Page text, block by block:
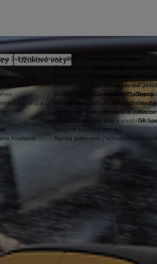
Užitkové vozyVybrat vhodné financování
Toyota Easy
Leasing KINTO One
Zákaznická zóna
Online objednání do servisu
Zákaznický portál Moje Toyota
Služby Toyota Connected/MyToyota
Aktualizace zařízení Touch 2 s
Záruka na nové vozidlo a asistenční
Aktualizace map
Servisní historie vozidel
Toyota potvrzení / schválení /
Plně hybridní
Vodíkový palivový
Plug-in hybrid
Bateriové
Lídr v
GR
Svinov
jízdy
vozu
dílů a příslušenství
Hrabová